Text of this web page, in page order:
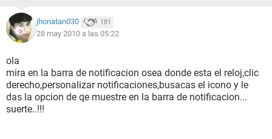
jhonatan030 181
28 may 2010 a las 05:22
ola
mira en la barra de notificacion osea donde esta el reloj,clic
derecho,personalizar notificaciones,busacas el icono y le
das la opcion de qe muestre en la barra de notificacion...
suerte..!!!